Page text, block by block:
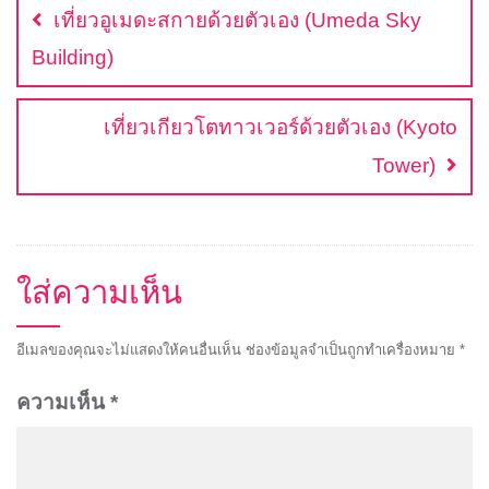
o
o
k
i
n
k
e
r
A
p
e
เรื่อง
เที่ยวอูเมดะสกายด้วยตัวเอง (Umeda Sky
Building)
เที่ยวเกียวโตทาวเวอร์ด้วยตัวเอง (Kyoto
Tower)
ใส่ความเห็น
อีเมลของคุณจะไม่แสดงให้คนอื่นเห็น ช่องข้อมูลจำเป็นถูกทำเครื่องหมาย *
ความเห็น*